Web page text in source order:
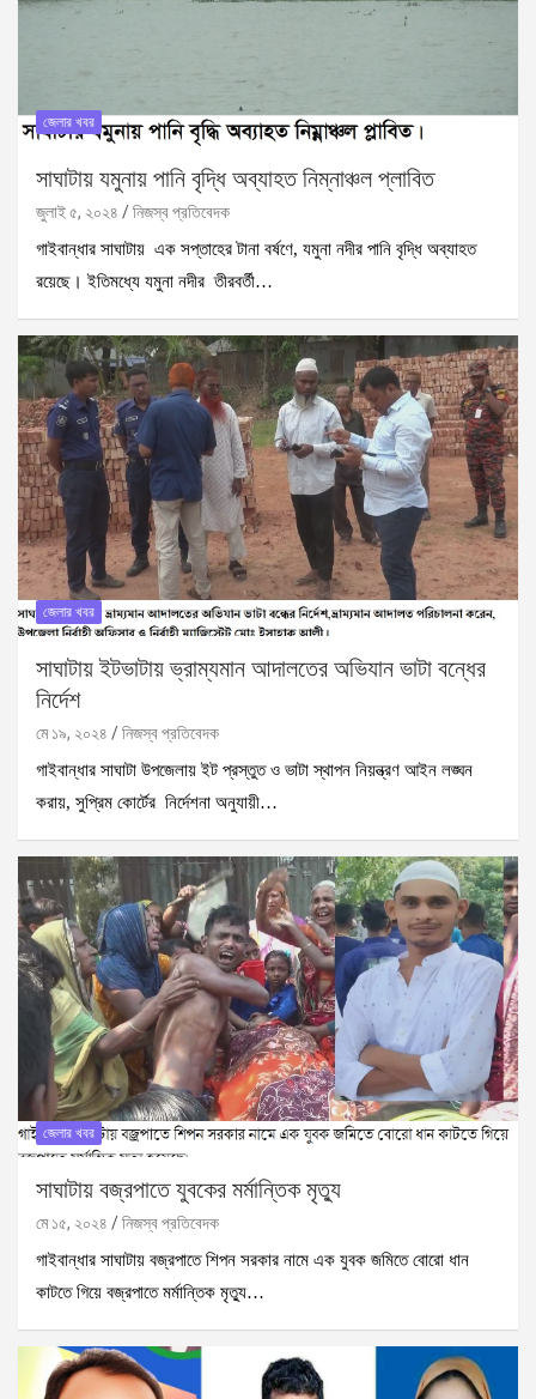
জেলার খবর
সাঘাটায় যমুনায় পানি বৃদ্ধি অব্যাহত নিম্নাঞ্চল প্লাবিত
জুলাই ৫, ২০২৪
নিজস্ব প্রতিবেদক
গাইবান্ধার সাঘাটায় এক সপ্তাহের টানা বর্ষণে, যমুনা নদীর পানি বৃদ্ধি অব্যাহত
রয়েছে। ইতিমধ্যে যমুনা নদীর তীরবর্তী…
জেলার খবর
সাঘাটায় ইটভাটায় ভ্রাম্যমান আদালতের অভিযান ভাটা বন্ধের
নির্দেশ
মে ১৯, ২০২৪
নিজস্ব প্রতিবেদক
গাইবান্ধার সাঘাটা উপজেলায় ইট প্রস্তুত ও ভাটা স্থাপন নিয়ন্ত্রণ আইন লঙ্ঘন
করায়, সুপ্রিম কোর্টের নির্দেশনা অনুযায়ী…
জেলার খবর
সাঘাটায় বজ্রপাতে যুবকের মর্মান্তিক মৃত্যু
মে ১৫, ২০২৪
নিজস্ব প্রতিবেদক
গাইবান্ধার সাঘাটায় বজ্রপাতে শিপন সরকার নামে এক যুবক জমিতে বোরো ধান
কাটতে গিয়ে বজ্রপাতে মর্মান্তিক মৃত্যু…